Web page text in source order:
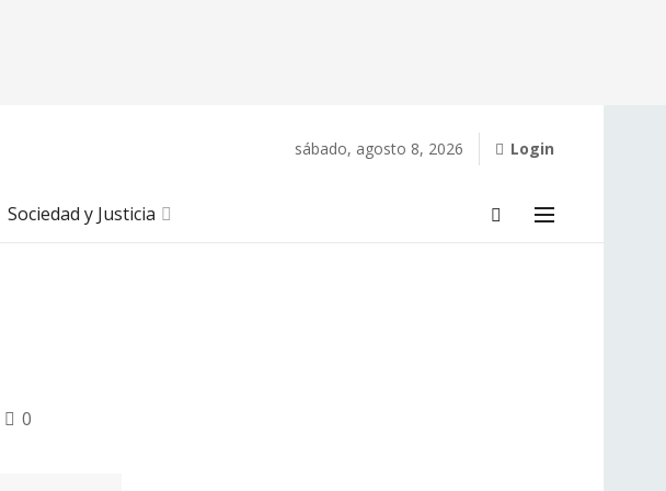
sábado, agosto 8, 2026 Login
Sociedad y Justicia
0